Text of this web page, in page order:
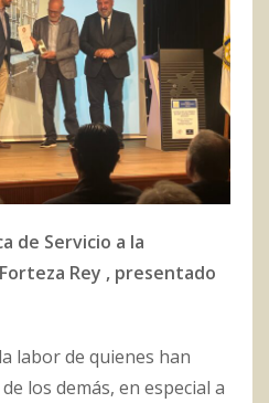
de Servicio a la
Rey , presentado
labor de quienes han
los demás, en especial a